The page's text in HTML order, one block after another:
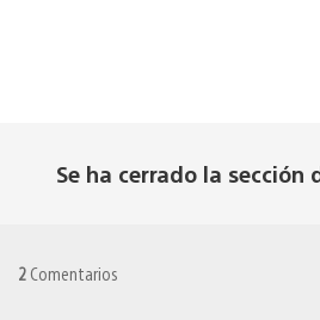
Se ha cerrado la sección
2 Comentarios